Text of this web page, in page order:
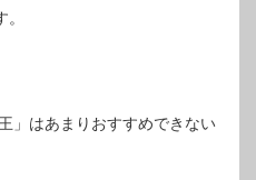
」はあまりおすすめできない